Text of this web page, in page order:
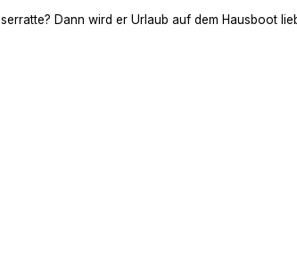
Dann wird er Urlaub auf dem Hausboot